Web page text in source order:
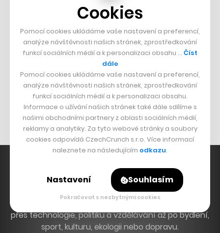
Boční projekt, co se zvrtnul
Francouzský šéfkuchař na Šumavě
Dva golfisti, co pečou
DESIGN
Bomma není tichá
Originální hodinky
Nábytek z betonu
Hlavní zdroj inspirace. Věnujeme se tématům, která
hýbou Českem a světem, od byznysu a startupů
přes technologie, politiku a vzdělávání až po bydlení,
sport, kulturu, ekologii nebo dopravu.
Cookies
Pomocí cookies ukládáme vaše nastavení a preferencí,
analýze návštěvnosti našich stránek, zprostředkování
funkcí sociálních médií a k personalizaci obsahu … Číst
dále
Pomocí cookies ukládáme vaše nastavení a preferencí,
analýze návštěvnosti našich stránek, zprostředkování
funkcí sociálních médií a k personalizaci obsahu.
Informace o užívání našich stránek také dále sdílíme s
našimi obchodními partnery z oblasti sociálních médií,
reklamy a analytiky. Za tyto webové stránky a soubory
cookies odpovídá CzechCrunch s.r.o. Více informací
naleznete na následujícím odkazu.
Nastavení Souhlasím
Pokračovat s nezbytnými cookies